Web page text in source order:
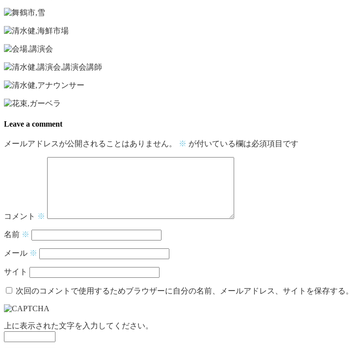
Leave a comment
メールアドレスが公開されることはありません。 ※ が付いている欄は必須項目です
コメント ※
名前 ※
メール ※
サイト
次回のコメントで使用するためブラウザーに自分の名前、メールアドレス、サイトを保存する。
上に表示された文字を入力してください。